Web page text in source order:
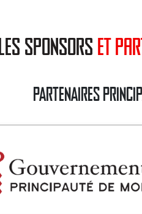
les sponsors et
PARTENAIRES